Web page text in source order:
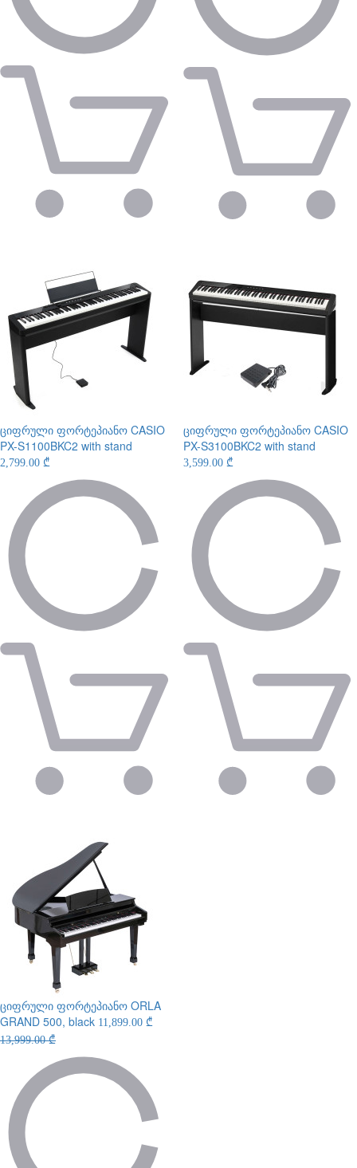
ციფრული ფორტეპიანო CASIO
PX-S1100BKC2 with stand
2,799.00 ₾
ციფრული ფორტეპიანო CASIO
PX-S3100BKC2 with stand
3,599.00 ₾
ციფრული ფორტეპიანო ORLA
GRAND 500, black 11,899.00 ₾
13,999.00 ₾